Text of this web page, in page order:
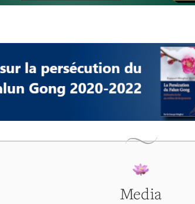
Media